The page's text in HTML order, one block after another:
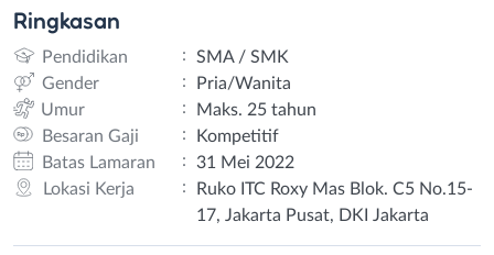
Ringkasan
Pendidikan :
SMA / SMK
Gender
:
Pria/Wanita
Umur
:
Maks. 25 tahun
Besaran Gaji
:
Kompetitif
Batas Lamaran
:
31 Mei 2022
Lokasi Kerja
:
Ruko ITC Roxy Mas Blok. C5 No.15-
17, Jakarta Pusat, DKI Jakarta